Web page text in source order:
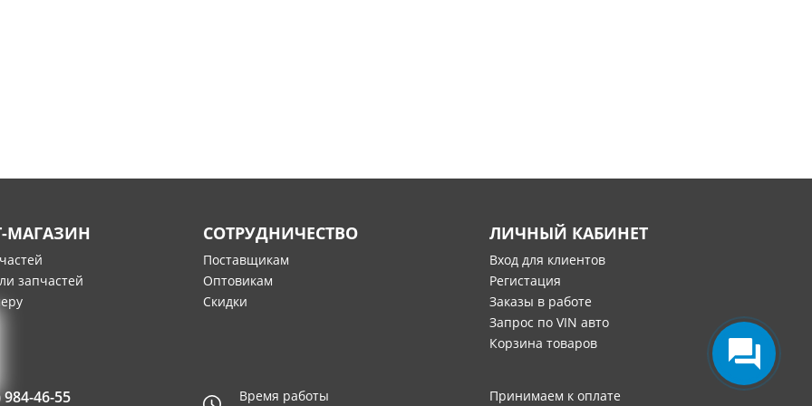
МАГАЗИН
запчастей
СОТРУДНИЧЕСТВО
Поставщикам
Оптовикам
Скидки
ЛИЧНЫЙ КАБИНЕТ
Вход для клиентов
Регистация
Заказы в работе
Запрос по VIN авто
Корзина товаров
984-46-55
Время работы
Принимаем к оплате